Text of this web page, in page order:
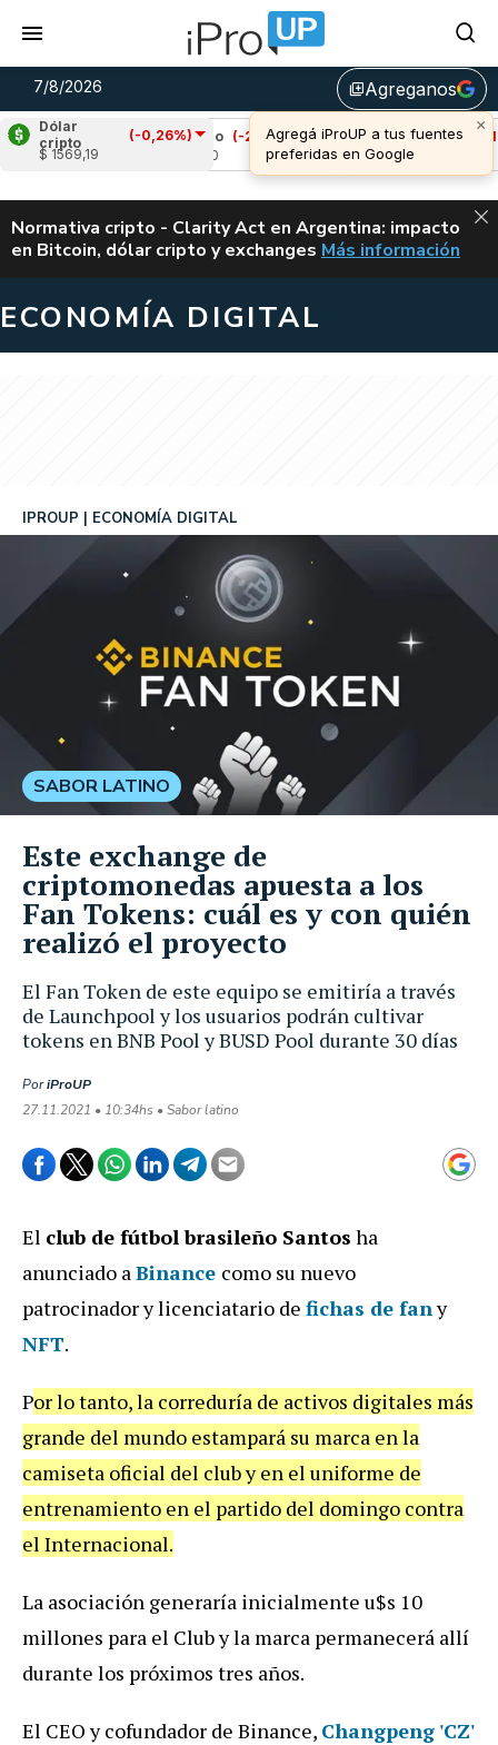
7/8/2026 library_addAgreganos
×
Agregá iProUP a tus fuentes
preferidas en Google
Dólar
cripto
(-0,26%)
$ 1569,19
Cardano
(-2,97%)
Avalanche (-1,12%)
u$s 6,40
ALERTA
Normativa cripto - Clarity Act en Argentina: impacto
en Bitcoin, dólar cripto y exchanges CLARITY ACT EN
Más información
ECONOMÍA DIGITAL
El Fan Token de este equipo se emitiría a través
de Launchpool y los usuarios podrán cultivar
tokens en BNB Pool y BUSD Pool durante 30 días
IPROUP ECONOMÍA DIGITAL
PoriProUP
27.11.2021 • 10:34hs • Sabor latino
SABOR LATINO
Este exchange de
criptomonedas apuesta a los
Fan Tokens: cuál es y con quién
realizó el proyecto
El club de fútbol brasileño Santos ha
anunciado aBinance como su nuevo
patrocinador y licenciatario de fichas de fany
NFT.
Por lo tanto, la correduría de activos digitales más
grande del mundo estampará su marca en la
camiseta oficial del club y en el uniforme de
entrenamiento en el partido del domingo contra
el Internacional.
La asociación generaría inicialmente u$s 10
millones para el Club y la marca permanecerá allí
durante los próximos tres años.
El CEO y cofundador de Binance, Changpeng 'CZ'